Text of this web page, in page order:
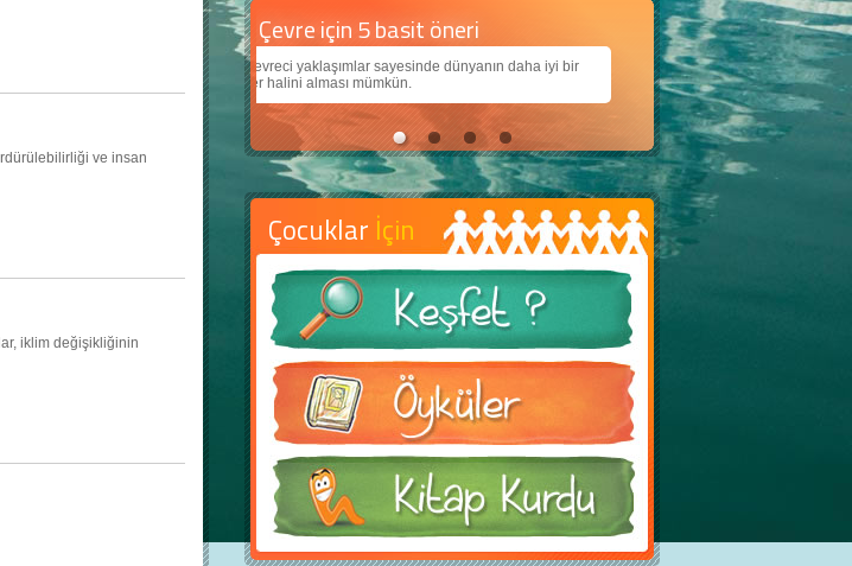
ve insan
iklim değişikliğinin
Çevre için 5 basit öneri
sayesinde dünyanın daha iyi bir
Daha iyi bir dünya için yapay zekâ
Çocuklarımıza daha güzel bir dünya bırakabilmek için
teknolojiden nasıl yararlanırız?
Çocuklar İçin